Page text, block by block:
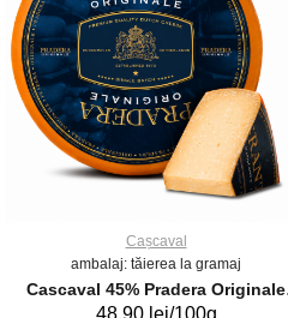
Cașcaval
ambalaj: tăierea la gramaj
Cascaval 45% Pradera Originale
48.90 lei/100g